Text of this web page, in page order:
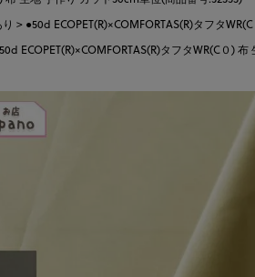
●50d ECOPET(R)×COMFORTAS(R)タフタ
ECOPET(R)×COMFORTAS(R)タフタWR(C０)